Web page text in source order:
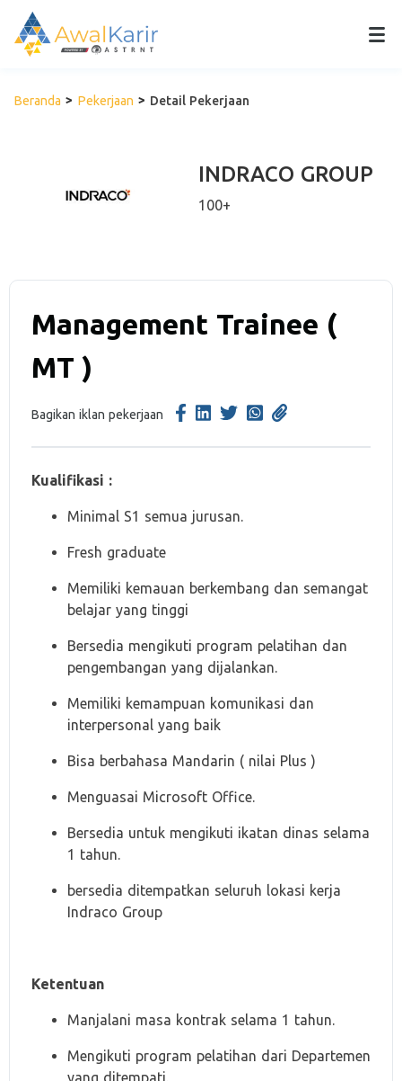
Beranda Pekerjaan Detail Pekerjaan
INDRACO GROUP
100+
Management Trainee (
MT )
Bagikan iklan pekerjaan
Kualifikasi :
Minimal S1 semua jurusan.
Fresh graduate
Memiliki kemauan berkembang dan semangat
belajar yang tinggi
Bersedia mengikuti program pelatihan dan
pengembangan yang dijalankan.
Memiliki kemampuan komunikasi dan
interpersonal yang baik
Bisa berbahasa Mandarin ( nilai Plus )
Menguasai Microsoft Office.
Bersedia untuk mengikuti ikatan dinas selama
1 tahun.
bersedia ditempatkan seluruh lokasi kerja
Indraco Group
Ketentuan
Manjalani masa kontrak selama 1 tahun.
Mengikuti program pelatihan dari Departemen
yang ditempati.